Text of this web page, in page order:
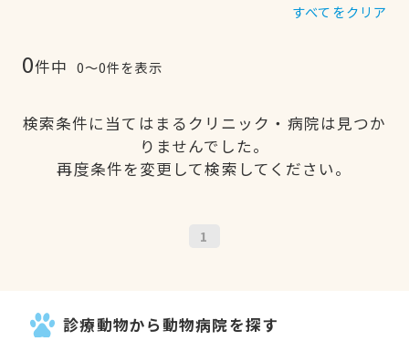
すべてをクリア
0件中 0〜0件を表示
検索条件に当てはまるクリニック・病院は見つか
りませんでした。
再度条件を変更して検索してください。
1
診療動物から動物病院を探す